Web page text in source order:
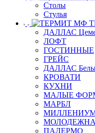
Столы
Стулья
ДАЛЛАС
ЛОФТ
ГОСТИННЫЕ
ГРЕЙС
ДАЛЛАС
КРОВАТИ
КУХНИ
МАЛЫЕ
МАРБЛ
ПАЛЕРМО